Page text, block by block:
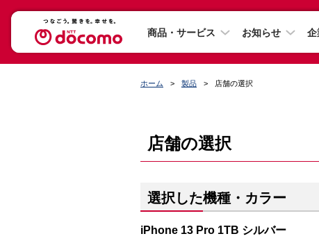
商品・サービス お知らせ 企
ホーム 製品 店舗の選択
店舗の選択
選択した機種・カラー
iPhone 13 Pro 1TB シルバー